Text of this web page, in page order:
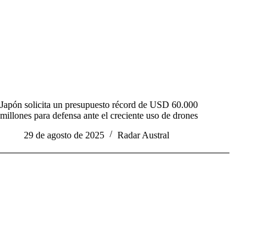
Japón solicita un presupuesto récord de USD 60.000
millones para defensa ante el creciente uso de drones
29 de agosto de 2025
Radar Austral